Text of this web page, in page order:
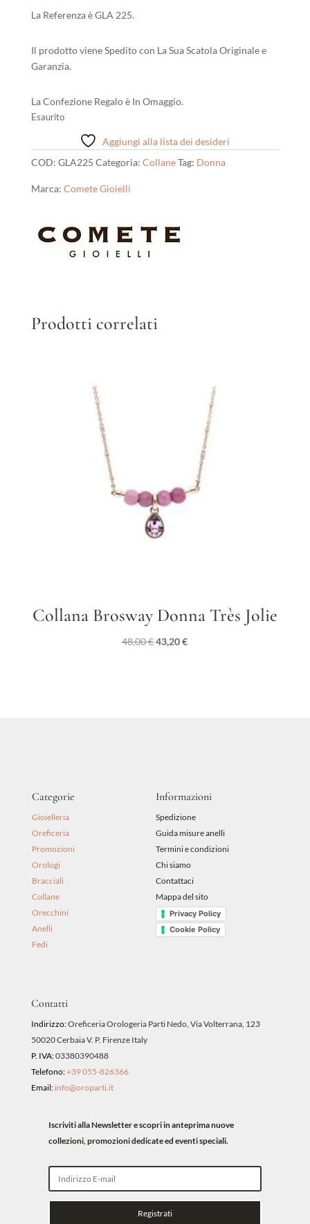
La Referenza è GLA 225.
Il prodotto viene Spedito con La Sua Scatola Originale e
Garanzia.
La Confezione Regalo è In Omaggio.
Esaurito
Aggiungi alla lista dei desideri
COD: GLA225 Categoria: CollaneTag: Donna
Marca: Comete Gioielli
Prodotti correlati
Collana Brosway Donna Très Jolie
48,00€Il
43,20€Il
Categorie
Gioielleria
Oreficeria
Promozioni
Orologi
Bracciali
Collane
Orecchini
Anelli
Fedi
Informazioni
Spedizione
Guida misure anelli
Termini e condizioni
Chi siamo
Contattaci
Mappa del sito
Privacy Policy
Cookie Policy
Contatti
Indirizzo:Oreficeria Orologeria Parti Nedo, Via Volterrana, 123
50020 Cerbaia V. P. Firenze Italy
P. IVA:03380390488
Telefono:+39 055-826366
Email: info@oroparti.it
Iscriviti alla Newsletter e scopri in anteprima nuove
collezioni, promozioni dedicate ed eventi speciali.
Registrati